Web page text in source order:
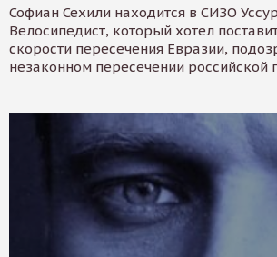
Софиан Сехили находится в СИЗО
Велосипедист, который хотел
скорости пересечения Евразии,
незаконном пересечении российской